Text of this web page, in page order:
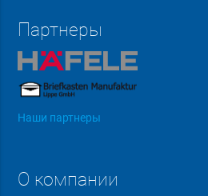
Партнеры
Наши партнеры
О компании